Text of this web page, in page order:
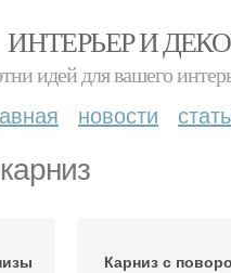
ИНТЕРЬЕР И
идей для вашего
новости
Карниз с